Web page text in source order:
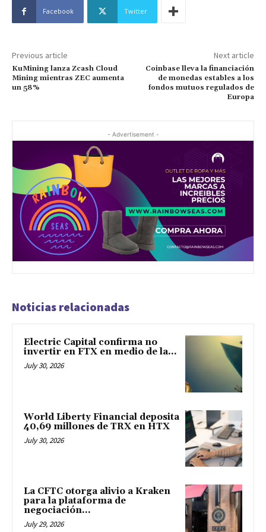
Facebook Twitter
Previous article
KuMining lanza Zcash Cloud
Mining mientras ZEC aumenta
un 58%
Next article
Coinbase lleva la financiación
de monedas estables a los
fondos mutuos regulados de
Europa
- Advertisement -
Noticias relacionadas
Electric Capital confirma no
invertir en FTX en medio de la...
July 30, 2026
World Liberty Financial deposita
40,69 millones de TRX en HTX
July 30, 2026
La CFTC otorga alivio a Kraken
para la plataforma de
negociación...
July 29, 2026